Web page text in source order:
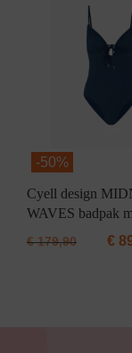
-50%
Cyell design
WAVES badpak
€179,90 €